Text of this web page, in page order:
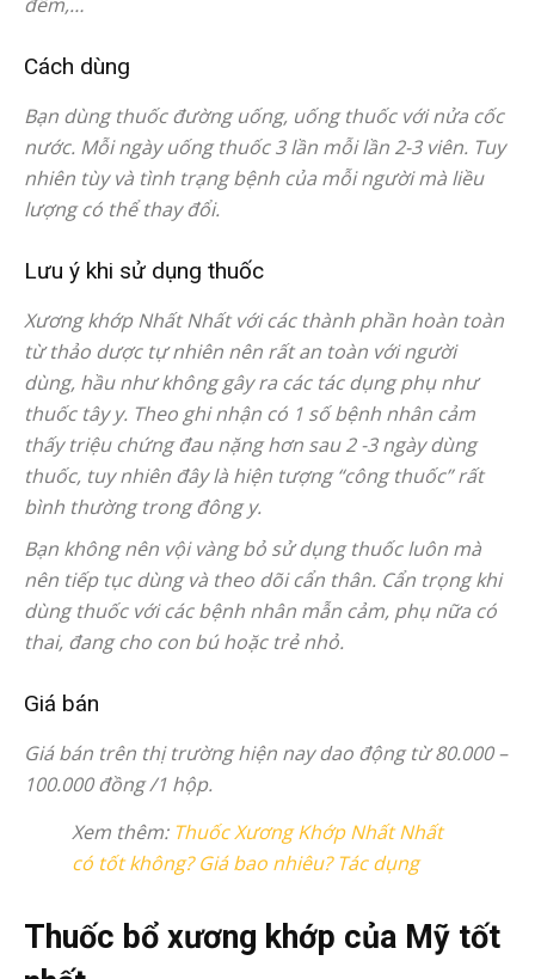
Cách dùng
Bạn dùng thuốc đường uống, uống thuốc với nửa cốc
nước. Mỗi ngày uống thuốc 3 lần mỗi lần 2-3 viên. Tuy
nhiên tùy và tình trạng bệnh của mỗi người mà liều
lượng có thể thay đổi.
Lưu ý khi sử dụng thuốc
Xương khớp Nhất Nhất với các thành phần hoàn toàn
từ thảo dược tự nhiên nên rất an toàn với người
dùng, hầu như không gây ra các tác dụng phụ như
thuốc tây y. Theo ghi nhận có 1 số bệnh nhân cảm
thấy triệu chứng đau nặng hơn sau 2 -3 ngày dùng
thuốc, tuy nhiên đây là hiện tượng “công thuốc” rất
bình thường trong đông y.
Bạn không nên vội vàng bỏ sử dụng thuốc luôn mà
nên tiếp tục dùng và theo dõi cẩn thân. Cẩn trọng khi
dùng thuốc với các bệnh nhân mẫn cảm, phụ nữa có
thai, đang cho con bú hoặc trẻ nhỏ.
Giá bán
Giá bán trên thị trường hiện nay dao động từ 80.000 –
100.000 đồng /1 hộp.
Xem thêm: Thuốc Xương Khớp Nhất Nhất
có tốt không? Giá bao nhiêu? Tác dụng
Thuốc bổ xương khớp của Mỹ tốt